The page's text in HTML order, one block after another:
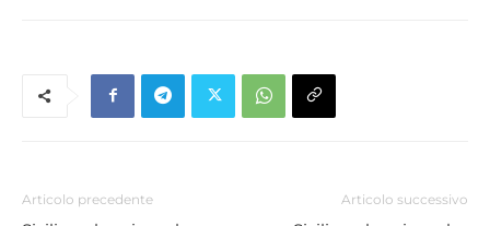
Articolo precedente Articolo successivo